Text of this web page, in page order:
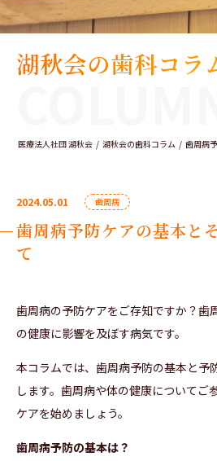
湖秋会の歯科コラ
医療法人社団 湖秋会 湖秋会の歯科コラム 歯周病
2024.05.01 歯周病
歯周病予防ケアの基本と
て
歯周病の予防ケアをご存知ですか？歯
の健康に影響を及ぼす病気です。
本コラムでは、歯周病予防の基本と予
します。歯周病や体の健康についてご
ケアを始めましょう。
歯周病予防の基本は？